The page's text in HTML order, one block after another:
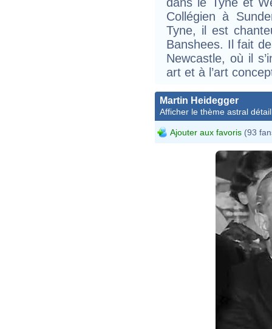
Collégien à
Tyne, il est
Banshees. Il fait
Newcastle, où il
art et à l’art
Martin Heidegger
Afficher le thème astral
Ajouter aux favoris (93